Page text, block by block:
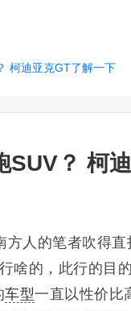
柯迪亚克GT了解一下
SUV？ 柯
人的笔者吹得直
啥的，此行的目
车型一直以性价比